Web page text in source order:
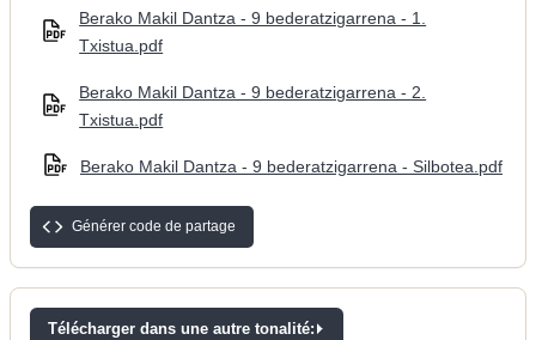
Berako Makil Dantza - 9 bederatzigarrena - 1.
Txistua.pdf
Berako Makil Dantza - 9 bederatzigarrena - 2.
Txistua.pdf
Berako Makil Dantza - 9 bederatzigarrena - Silbotea.pdf
Générer code de partage
Télécharger dans une autre tonalité: